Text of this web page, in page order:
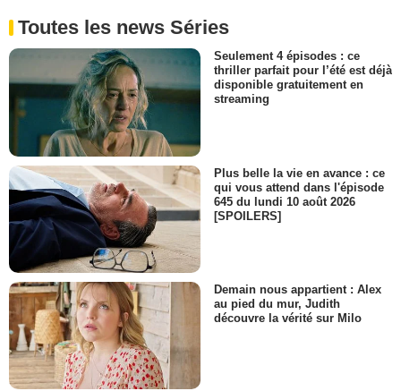
Toutes les news Séries
Seulement 4 épisodes : ce
thriller parfait pour l’été est déjà
disponible gratuitement en
streaming
Plus belle la vie en avance : ce
qui vous attend dans l'épisode
645 du lundi 10 août 2026
[SPOILERS]
Demain nous appartient : Alex
au pied du mur, Judith
découvre la vérité sur Milo